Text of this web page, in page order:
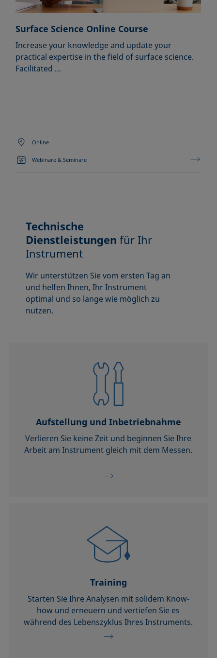
Surface Science Online Course
Increase your knowledge and update your
practical expertise in the field of surface science.
Facilitated …
Online
Webinare & Seminare
Technische
Dienstleistungen für Ihr
Instrument
Wir unterstützen Sie vom ersten Tag an
und helfen Ihnen, Ihr Instrument
optimal und so lange wie möglich zu
nutzen.
Aufstellung und Inbetriebnahme
Verlieren Sie keine Zeit und beginnen Sie Ihre
Arbeit am Instrument gleich mit dem Messen.
Training
Starten Sie Ihre Analysen mit solidem Know-
how und erneuern und vertiefen Sie es
während des Lebenszyklus Ihres Instruments.